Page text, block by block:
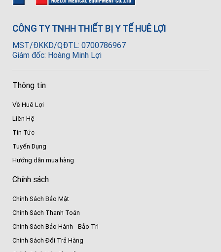
CÔNG TY TNHH THIẾT BỊ Y TẾ HUÊ LỢI
MST/ĐKKD/QĐTL: 0700786967
Giám đốc: Hoàng Minh Lợi
Thông tin
Về Huê Lợi
Liên Hệ
Tin Tức
Tuyển Dụng
Hướng dẫn mua hàng
Chính sách
Chính Sách Bảo Mật
Chính Sách Thanh Toán
Chính Sách Bảo Hành - Bảo Trì
Chính Sách Đổi Trả Hàng